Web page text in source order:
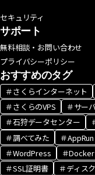
セキュリティ
サポート
無料相談・お問い合わせ
プライバシーポリシー
おすすめのタグ
＃さくらインターネット
＃さくらのVPS
＃サー
＃石狩データセンター
＃調べてみた
＃AppRun
＃WordPress
＃Docker
＃SSL証明書
＃ディスク